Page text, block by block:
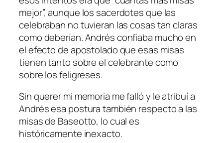
mejor”, aunque los sacerdotes que las
celebraban no tuvieran las cosas tan claras
como deberían. Andrés confiaba mucho en
el efecto de apostolado que esas misas
tienen tanto sobre el celebrante como
sobre los feligreses.
Sin querer mi memoria me falló y le atribuí a
Andrés esa postura también respecto a las
misas de Baseotto, lo cual es
históricamente inexacto.